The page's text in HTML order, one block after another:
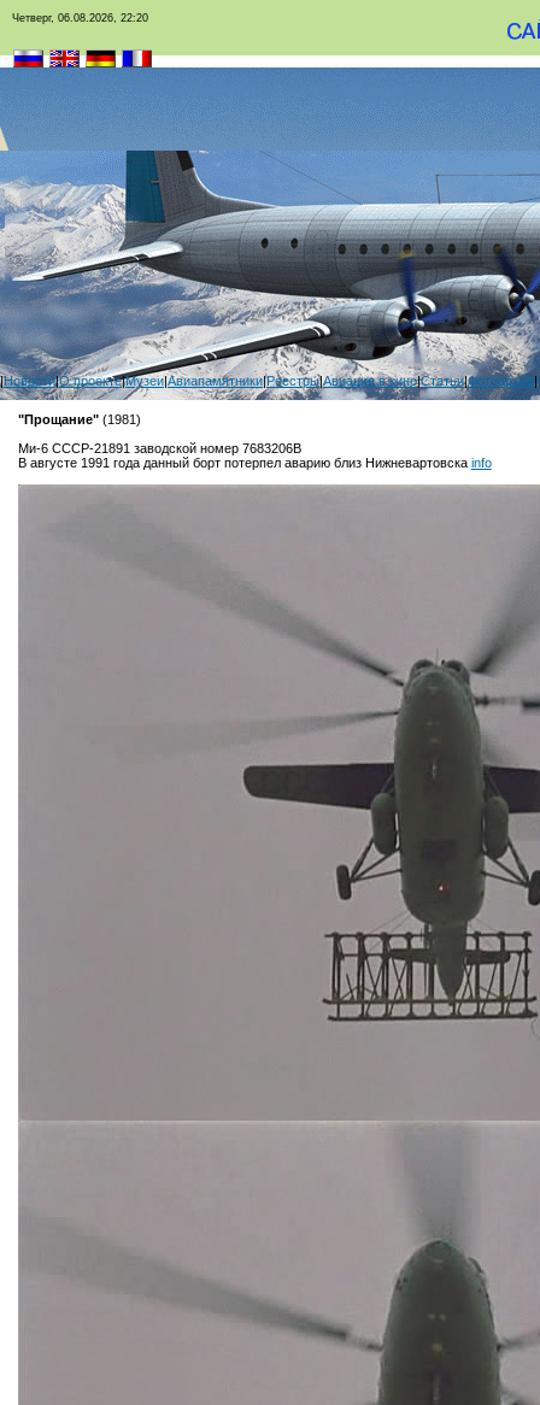
Четверг, 06.08.2026, 22:20
|Новости|О проекте|Музеи|Авиапамятники|Реестры|Авиация в кино|Статьи|Фотоархив|
"Прощание"(1981)
Ми-6 СССР-21891 заводской номер 7683206В
В августе 1991 года данный борт потерпел аварию близ Нижневартовска info